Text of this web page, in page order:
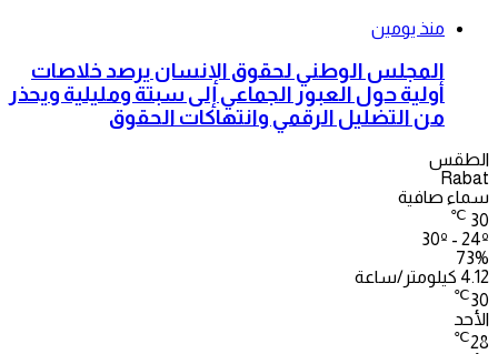
منذ يومين
المجلس الوطني لحقوق الإنسان يرصد خلاصات
أولية حول العبور الجماعي إلى سبتة ومليلية ويحذر
من التضليل الرقمي وانتهاكات الحقوق
الطقس
Rabat
سماء صافية
30
℃
30º - 24º
73%
4.12 كيلومتر/ساعة
30
℃
الأحد
28
℃